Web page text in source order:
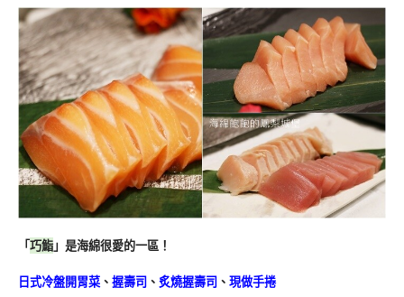
「巧鮨」是海綿很愛的一區！
日式冷盤開胃菜 、 握壽司 、 炙燒握壽司 、 現做手捲